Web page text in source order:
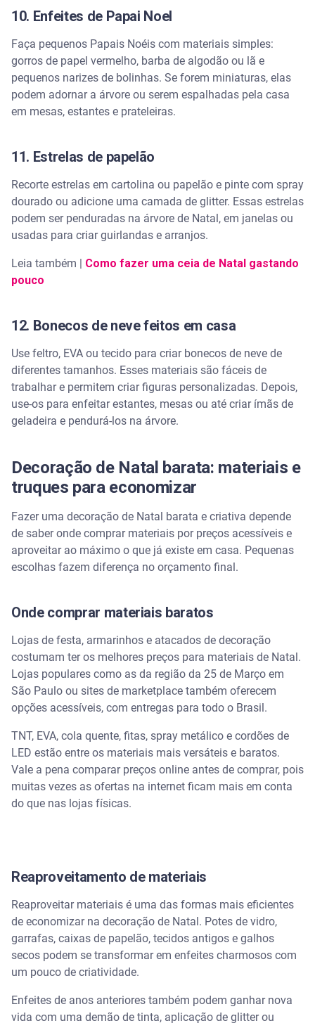
10. Enfeites de Papai Noel
Faça pequenos Papais Noéis com materiais simples:
gorros de papel vermelho, barba de algodão ou lã e
pequenos narizes de bolinhas. Se forem miniaturas, elas
podem adornar a árvore ou serem espalhadas pela casa
em mesas, estantes e prateleiras.
11. Estrelas de papelão
Recorte estrelas em cartolina ou papelão e pinte com spray
dourado ou adicione uma camada de glitter. Essas estrelas
podem ser penduradas na árvore de Natal, em janelas ou
usadas para criar guirlandas e arranjos.
Leia também | Como fazer uma ceia de Natal gastando
pouco
12. Bonecos de neve feitos em casa
Use feltro, EVA ou tecido para criar bonecos de neve de
diferentes tamanhos. Esses materiais são fáceis de
trabalhar e permitem criar figuras personalizadas. Depois,
use-os para enfeitar estantes, mesas ou até criar ímãs de
geladeira e pendurá-los na árvore.
Decoração de Natal barata: materiais e
truques para economizar
Fazer uma decoração de Natal barata e criativa depende
de saber onde comprar materiais por preços acessíveis e
aproveitar ao máximo o que já existe em casa. Pequenas
escolhas fazem diferença no orçamento final.
Onde comprar materiais baratos
Lojas de festa, armarinhos e atacados de decoração
costumam ter os melhores preços para materiais de Natal.
Lojas populares como as da região da 25 de Março em
São Paulo ou sites de marketplace também oferecem
opções acessíveis, com entregas para todo o Brasil.
TNT, EVA, cola quente, fitas, spray metálico e cordões de
LED estão entre os materiais mais versáteis e baratos.
Vale a pena comparar preços online antes de comprar, pois
muitas vezes as ofertas na internet ficam mais em conta
do que nas lojas físicas.
Reaproveitamento de materiais
Reaproveitar materiais é uma das formas mais eficientes
de economizar na decoração de Natal. Potes de vidro,
garrafas, caixas de papelão, tecidos antigos e galhos
secos podem se transformar em enfeites charmosos com
um pouco de criatividade.
Enfeites de anos anteriores também podem ganhar nova
vida com uma demão de tinta, aplicação de glitter ou